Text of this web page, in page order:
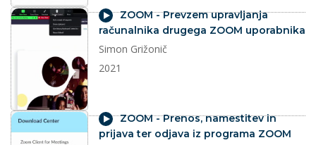
videoZOOM - Prevzem upravljanja
računalnika drugega ZOOM uporabnika
Simon Grižonič
2021
videoZOOM - Prenos, namestitev in
prijava ter odjava iz programa ZOOM